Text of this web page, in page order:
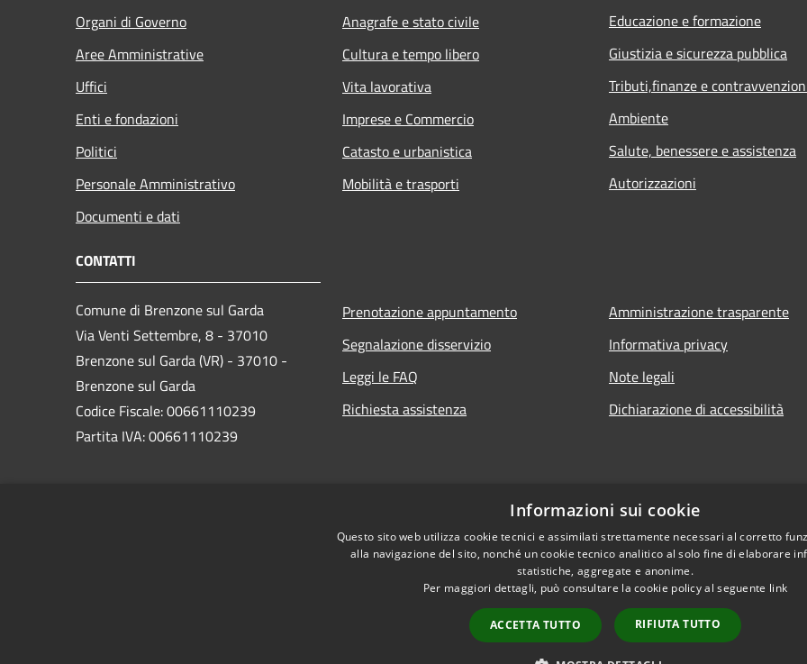
Organi di Governo
Aree Amministrative
Uffici
Enti e fondazioni
Politici
Personale Amministrativo
Documenti e dati
Anagrafe e stato civile
Cultura e tempo libero
Vita lavorativa
Imprese e Commercio
Catasto e urbanistica
Mobilità e trasporti
Educazione e formazione
Giustizia e sicurezza pubblica
Tributi,finanze e
Ambiente
Salute, benessere e assistenza
Autorizzazioni
CONTATTI
Comune di Brenzone sul Garda
Via Venti Settembre, 8 - 37010
Brenzone sul Garda (VR) - 37010 -
Brenzone sul Garda
Codice Fiscale: 00661110239
Partita IVA: 00661110239
Prenotazione appuntamento
Segnalazione disservizio
Leggi le FAQ
Richiesta assistenza
Amministrazione trasparente
Informativa privacy
Note legali
Dichiarazione di accessibilità
Copyright © 2026 • Comune
Informazioni sui cookie
Questo sito web utilizza cookie tecnici e assimilati strettamente necessari al corretto
alla navigazione del sito, nonché un cookie tecnico analitico al solo fine di elaborare
statistiche, aggregate e anonime.
Per maggiori dettagli, può consultare la cookie policy al seguente link
ACCETTA TUTTO RIFIUTA TUTTO